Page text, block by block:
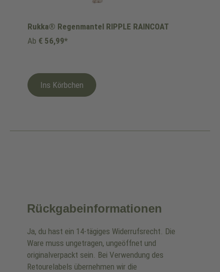
Rukka® Regenmantel RIPPLE RAINCOAT
Ab € 56,99*
Ins Körbchen
Rückgabeinformationen
Ja, du hast ein 14-tägiges Widerrufsrecht. Die
Ware muss ungetragen, ungeöffnet und
originalverpackt sein. Bei Verwendung des
Retourelabels übernehmen wir die